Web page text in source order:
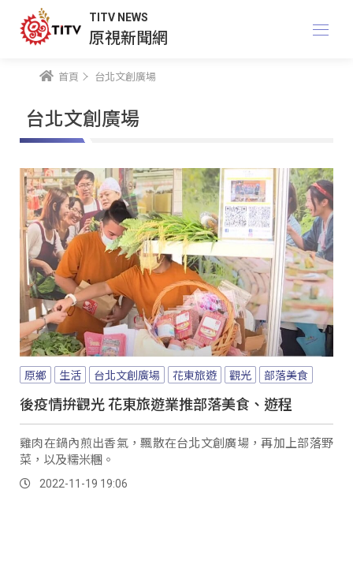
TITV NEWS
原視新聞網
首頁 台北文創廣場
台北文創廣場
原鄉 生活 台北文創廣場 花東旅遊 觀光 部落美食
後疫情拚觀光 花東旅遊業推部落美食、遊程
雞肉在鍋內煎出香氣，飄散在台北文創廣場，再加上部落野
菜，以及糯米糰。
2022-11-19 19:06